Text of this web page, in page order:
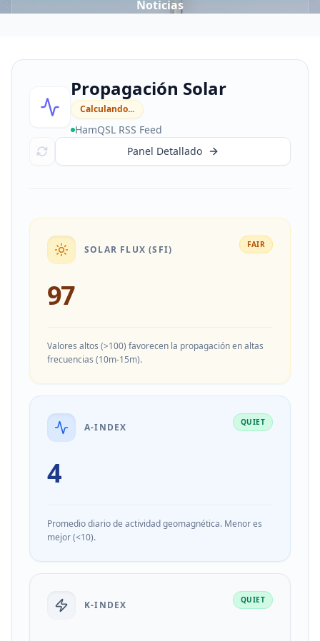
Noticias
Propagación Solar
Calculando...
HamQSL RSS Feed
Panel Detallado
SOLAR FLUX (SFI) FAIR
97
Valores altos (>100) favorecen la propagación en altas
frecuencias (10m-15m).
A-INDEX QUIET
4
Promedio diario de actividad geomagnética. Menor es
mejor (<10).
K-INDEX QUIET